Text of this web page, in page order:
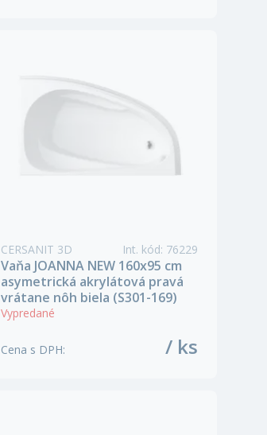
CERSANIT 3D Int. kód: 76229
Vaňa JOANNA NEW 160x95 cm
asymetrická akrylátová pravá
vrátane nôh biela (S301-169)
Vypredané
Cena s DPH: / ks